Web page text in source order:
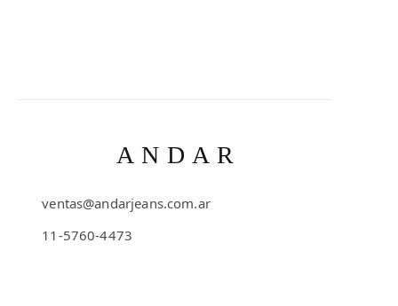
ANDAR
ventas@andarjeans.com.ar
11-5760-4473